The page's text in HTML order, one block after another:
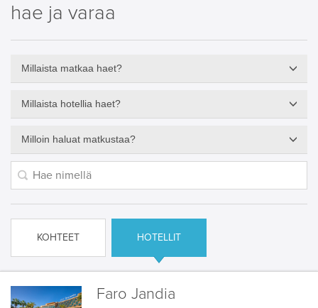
hae ja varaa
Millaista matkaa haet?
Millaista hotellia haet?
Milloin haluat matkustaa?
KOHTEET HOTELLIT
Faro Jandia